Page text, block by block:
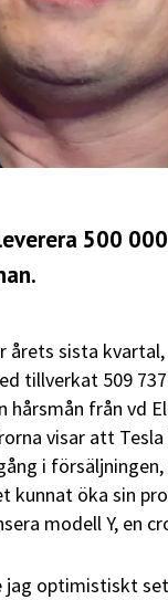
500
årets sista
tillverkat 509
hårsmån från vd
visar att
i
kunnat öka sin
modell Y, en
jag optimistiskt